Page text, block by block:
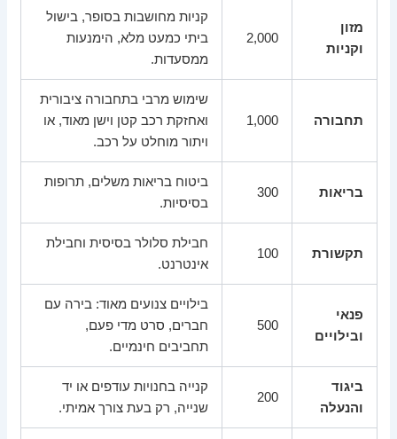
מזון
וקניות
2,000
קניות מחושבות בסופר, בישול
ביתי כמעט מלא, הימנעות
ממסעדות.
תחבורה 1,000
שימוש מרבי בתחבורה ציבורית
ואחזקת רכב קטן וישן מאוד, או
ויתור מוחלט על רכב.
בריאות 300
ביטוח בריאות משלים, תרופות
בסיסיות.
תקשורת 100
חבילת סלולר בסיסית וחבילת
אינטרנט.
פנאי
ובילויים
500
בילויים צנועים מאוד: בירה עם
חברים, סרט מדי פעם,
תחביבים חינמיים.
ביגוד
והנעלה
200
קנייה בחנויות עודפים או יד
שנייה, רק בעת צורך אמיתי.